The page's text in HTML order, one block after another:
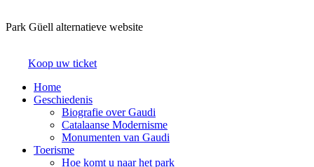
Park Güell alternatieve website
Koop uw ticket
Home
Geschiedenis
Biografie over Gaudi
Catalaanse Modernisme
Monumenten van Gaudi
Toerisme
Hoe komt u naar het park